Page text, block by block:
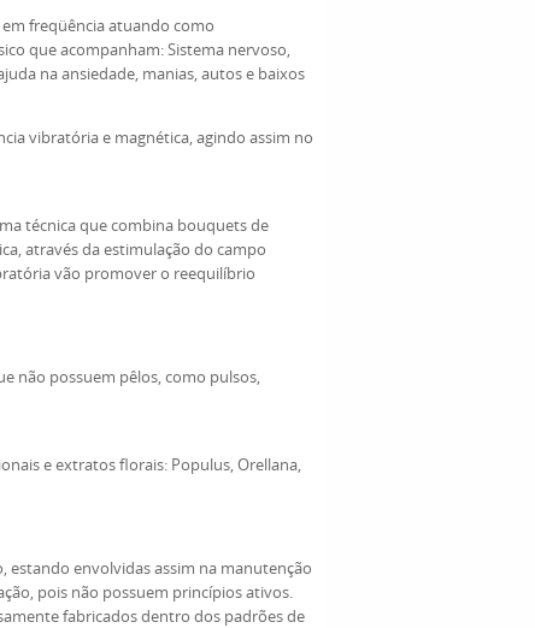
em freqüência atuando como
que acompanham: Sistema nervoso,
na ansiedade, manias, autos e baixos
vibratória e magnética, agindo assim no
técnica que combina bouquets de
através da estimulação do campo
vão promover o reequilíbrio
não possuem pêlos, como pulsos,
e extratos florais: Populus, Orellana,
envolvidas assim na manutenção
pois não possuem princípios ativos.
fabricados dentro dos padrões de